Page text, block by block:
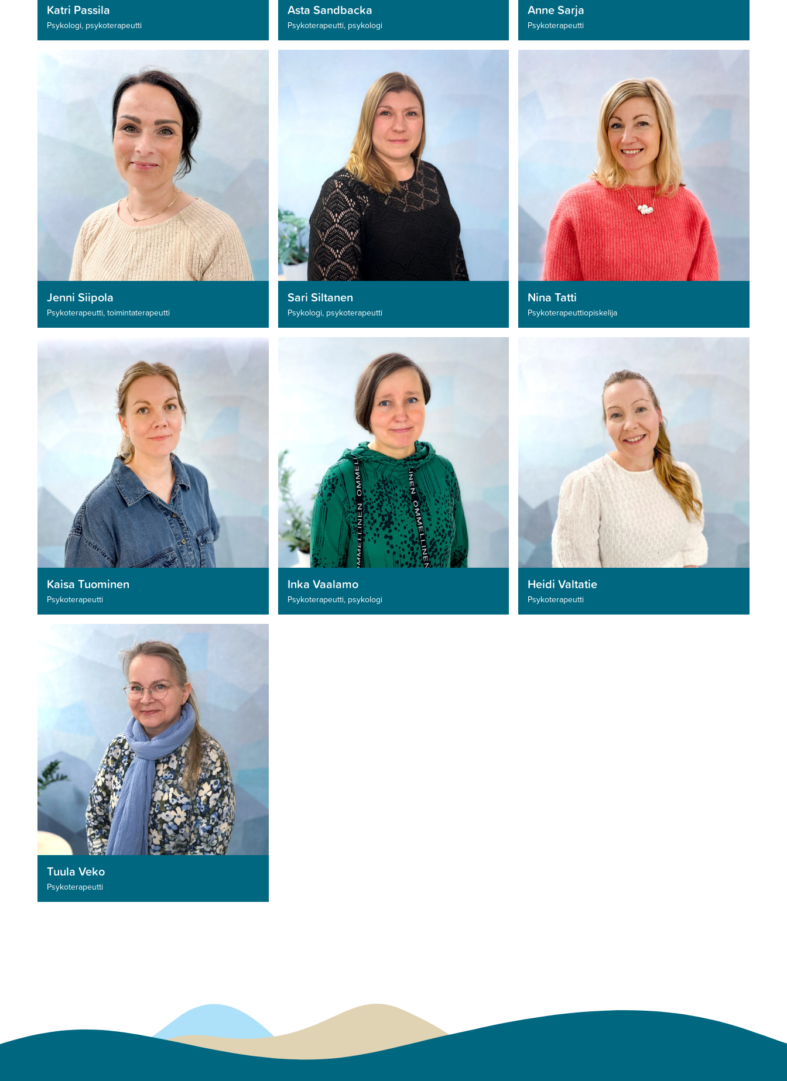
Katri Passila
Psykologi, psykoterapeutti­
Asta Sandbacka
Psykoterapeutti­, psykologi
Anne Sarja
Psykoterapeutti
Jenni Siipola
Psykoterapeutti­, toimintaterapeutti
Sari Siltanen
Psykologi, psykoterapeutti­
Nina Tatti
Psykoterapeutti­opiskelija
Kaisa Tuominen
Psykoterapeutti­
Inka Vaalamo
Psykoterapeutti, psykologi
Heidi Valtatie
Psykoterapeutti
Tuula Veko
Psykoterapeutti­